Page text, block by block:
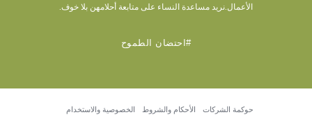
الأعمال. نريد مساعدة النساء على متابعة أحلامهن بلا خوف.
#احتضان الطموح
حوكمة الشركات الأحكام والشروط الخصوصية والاستخدام